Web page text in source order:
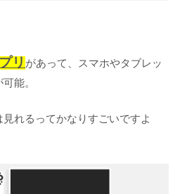
リ があって、スマホやタブレッ
能。
れるってかなりすごいですよ